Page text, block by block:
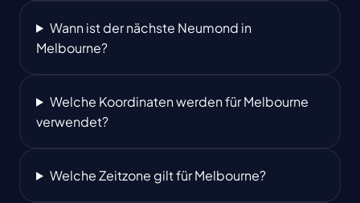
Wann ist der nächste Neumond in
Melbourne?
Welche Koordinaten werden für Melbourne
verwendet?
Welche Zeitzone gilt für Melbourne?